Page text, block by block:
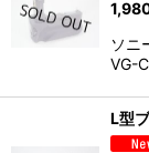
ソニ
VG-
L型